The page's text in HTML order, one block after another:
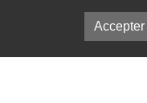
Accepter